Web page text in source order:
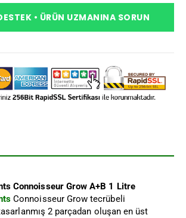
• ÜRÜN UZMANINA SORUN
Connoisseur Grow A+B 1 Litre
Connoisseur Grow tecrübeli
2 parçadan oluşan en üst